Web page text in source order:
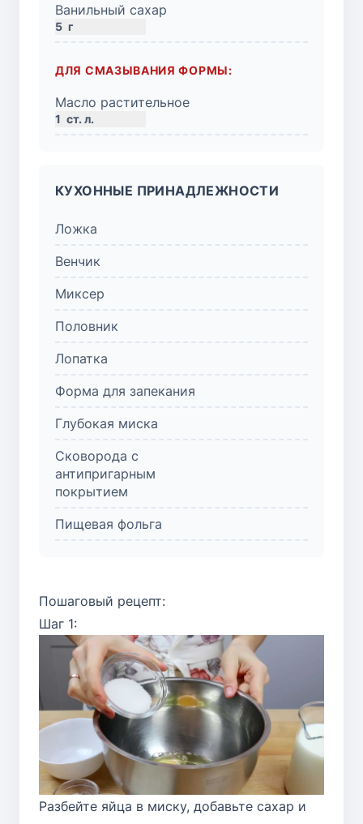
Ванильный сахар
5 г
ДЛЯ СМАЗЫВАНИЯ ФОРМЫ:
Масло растительное
1 ст. л.
КУХОННЫЕ ПРИНАДЛЕЖНОСТИ
Ложка
Венчик
Миксер
Половник
Лопатка
Форма для запекания
Глубокая миска
Сковорода с
антипригарным
покрытием
Пищевая фольга
Пошаговый рецепт:
Шаг 1:
Разбейте яйца в миску, добавьте сахар и